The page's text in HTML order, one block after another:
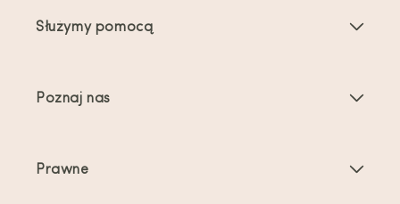
Oferty i promocje
Służymy pomocą
Poznaj nas
Prawne